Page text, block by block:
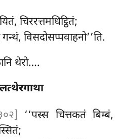
चिररत्तमधिट्ठितं;
विसदोसप्पवाहनो’’ति.
थेरो….
‘‘पस्स चित्तकतं बिम्बं,